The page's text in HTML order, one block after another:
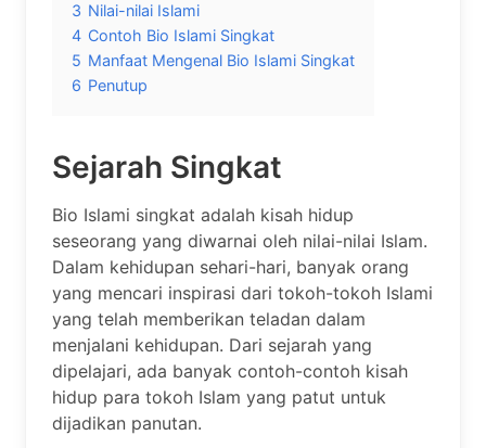
3 Nilai-nilai Islami
4 Contoh Bio Islami Singkat
5 Manfaat Mengenal Bio Islami Singkat
6 Penutup
Sejarah Singkat
Bio Islami singkat adalah kisah hidup
seseorang yang diwarnai oleh nilai-nilai Islam.
Dalam kehidupan sehari-hari, banyak orang
yang mencari inspirasi dari tokoh-tokoh Islami
yang telah memberikan teladan dalam
menjalani kehidupan. Dari sejarah yang
dipelajari, ada banyak contoh-contoh kisah
hidup para tokoh Islam yang patut untuk
dijadikan panutan.